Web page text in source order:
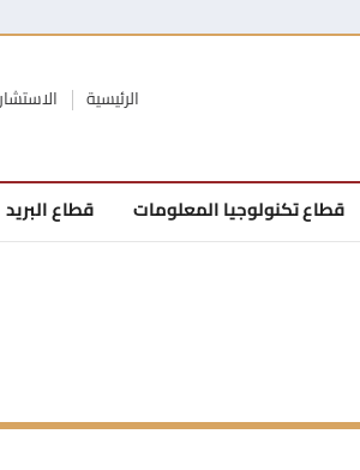
الرئيسية
قطاع تكنولوجيا المعلومات قطاع البريد